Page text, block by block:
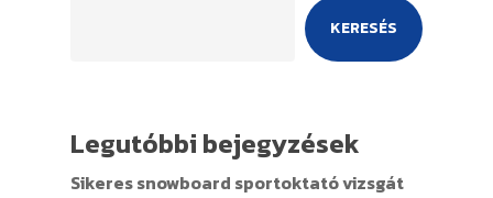
KERESÉS
Legutóbbi bejegyzések
Sikeres snowboard sportoktató vizsgát